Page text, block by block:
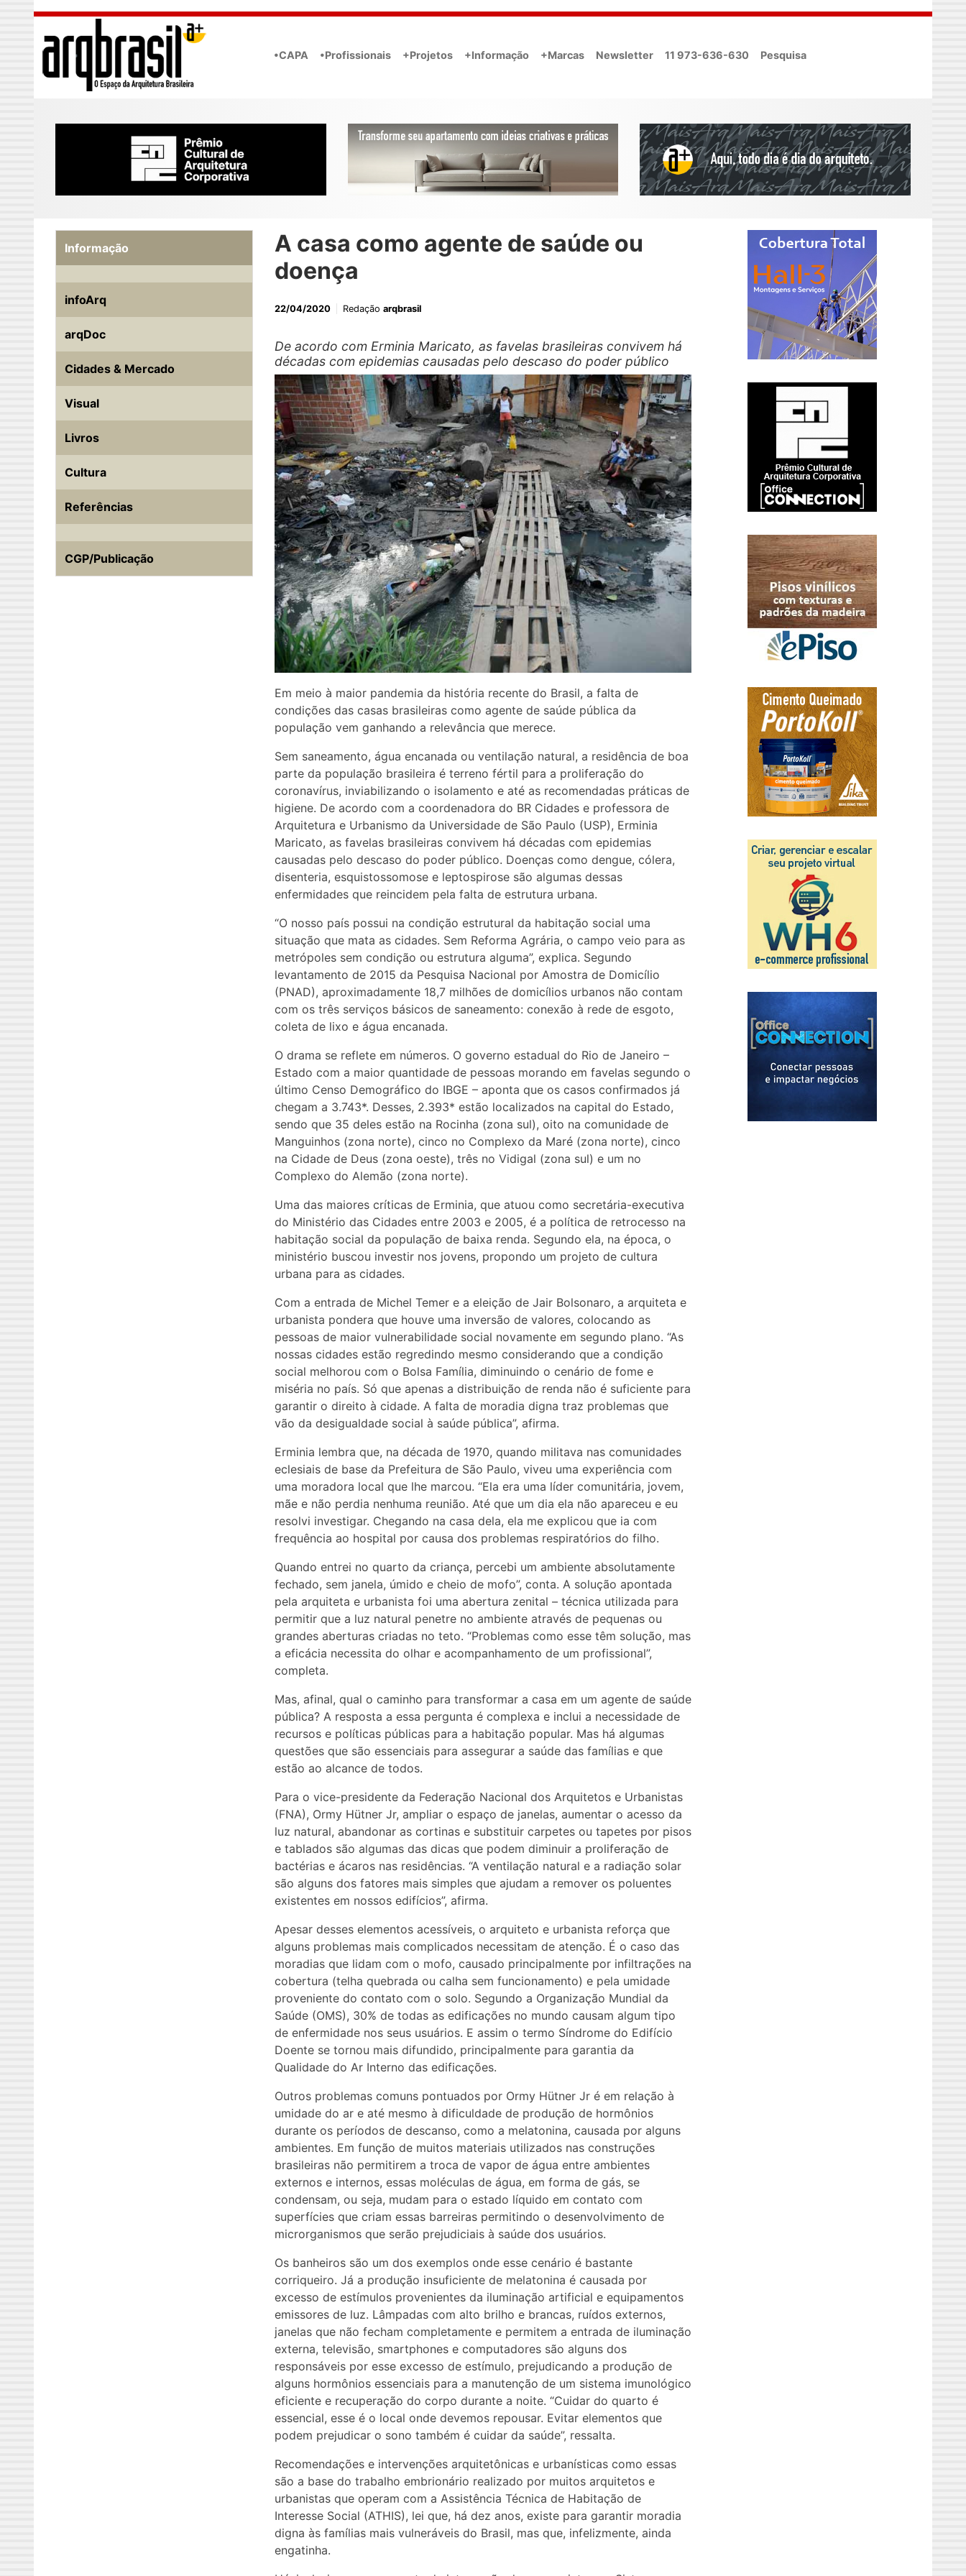
Skip to main content
•CAPA •Profissionais +Projetos +Informação +Marcas Newsletter 11 973-636-630 Pesquisa
A casa como agente de saúde ou
doença
22/04/2020 Redação arqbrasil
De acordo com Erminia Maricato, as favelas brasileiras convivem há
décadas com epidemias causadas pelo descaso do poder público
Em meio à maior pandemia da história recente do Brasil, a falta de
condições das casas brasileiras como agente de saúde pública da
população vem ganhando a relevância que merece.
Sem saneamento, água encanada ou ventilação natural, a residência de boa
parte da população brasileira é terreno fértil para a proliferação do
coronavírus, inviabilizando o isolamento e até as recomendadas práticas de
higiene. De acordo com a coordenadora do BR Cidades e professora de
Arquitetura e Urbanismo da Universidade de São Paulo (USP), Erminia
Maricato, as favelas brasileiras convivem há décadas com epidemias
causadas pelo descaso do poder público. Doenças como dengue, cólera,
disenteria, esquistossomose e leptospirose são algumas dessas
enfermidades que reincidem pela falta de estrutura urbana.
“O nosso país possui na condição estrutural da habitação social uma
situação que mata as cidades. Sem Reforma Agrária, o campo veio para as
metrópoles sem condição ou estrutura alguma”, explica. Segundo
levantamento de 2015 da Pesquisa Nacional por Amostra de Domicílio
(PNAD), aproximadamente 18,7 milhões de domicílios urbanos não contam
com os três serviços básicos de saneamento: conexão à rede de esgoto,
coleta de lixo e água encanada.
O drama se reflete em números. O governo estadual do Rio de Janeiro –
Estado com a maior quantidade de pessoas morando em favelas segundo o
último Censo Demográfico do IBGE – aponta que os casos confirmados já
chegam a 3.743*. Desses, 2.393* estão localizados na capital do Estado,
sendo que 35 deles estão na Rocinha (zona sul), oito na comunidade de
Manguinhos (zona norte), cinco no Complexo da Maré (zona norte), cinco
na Cidade de Deus (zona oeste), três no Vidigal (zona sul) e um no
Complexo do Alemão (zona norte).
Uma das maiores críticas de Erminia, que atuou como secretária-executiva
do Ministério das Cidades entre 2003 e 2005, é a política de retrocesso na
habitação social da população de baixa renda. Segundo ela, na época, o
ministério buscou investir nos jovens, propondo um projeto de cultura
urbana para as cidades.
Com a entrada de Michel Temer e a eleição de Jair Bolsonaro, a arquiteta e
urbanista pondera que houve uma inversão de valores, colocando as
pessoas de maior vulnerabilidade social novamente em segundo plano. “As
nossas cidades estão regredindo mesmo considerando que a condição
social melhorou com o Bolsa Família, diminuindo o cenário de fome e
miséria no país. Só que apenas a distribuição de renda não é suficiente para
garantir o direito à cidade. A falta de moradia digna traz problemas que
vão da desigualdade social à saúde pública”, afirma.
Erminia lembra que, na década de 1970, quando militava nas comunidades
eclesiais de base da Prefeitura de São Paulo, viveu uma experiência com
uma moradora local que lhe marcou. “Ela era uma líder comunitária, jovem,
mãe e não perdia nenhuma reunião. Até que um dia ela não apareceu e eu
resolvi investigar. Chegando na casa dela, ela me explicou que ia com
frequência ao hospital por causa dos problemas respiratórios do filho.
Quando entrei no quarto da criança, percebi um ambiente absolutamente
fechado, sem janela, úmido e cheio de mofo”, conta. A solução apontada
pela arquiteta e urbanista foi uma abertura zenital – técnica utilizada para
permitir que a luz natural penetre no ambiente através de pequenas ou
grandes aberturas criadas no teto. “Problemas como esse têm solução, mas
a eficácia necessita do olhar e acompanhamento de um profissional”,
completa.
Mas, afinal, qual o caminho para transformar a casa em um agente de saúde
pública? A resposta a essa pergunta é complexa e inclui a necessidade de
recursos e políticas públicas para a habitação popular. Mas há algumas
questões que são essenciais para assegurar a saúde das famílias e que
estão ao alcance de todos.
Para o vice-presidente da Federação Nacional dos Arquitetos e Urbanistas
(FNA), Ormy Hütner Jr, ampliar o espaço de janelas, aumentar o acesso da
luz natural, abandonar as cortinas e substituir carpetes ou tapetes por pisos
e tablados são algumas das dicas que podem diminuir a proliferação de
bactérias e ácaros nas residências. “A ventilação natural e a radiação solar
são alguns dos fatores mais simples que ajudam a remover os poluentes
existentes em nossos edifícios”, afirma.
Apesar desses elementos acessíveis, o arquiteto e urbanista reforça que
alguns problemas mais complicados necessitam de atenção. É o caso das
moradias que lidam com o mofo, causado principalmente por infiltrações na
cobertura (telha quebrada ou calha sem funcionamento) e pela umidade
proveniente do contato com o solo. Segundo a Organização Mundial da
Saúde (OMS), 30% de todas as edificações no mundo causam algum tipo
de enfermidade nos seus usuários. E assim o termo Síndrome do Edifício
Doente se tornou mais difundido, principalmente para garantia da
Qualidade do Ar Interno das edificações.
Outros problemas comuns pontuados por Ormy Hütner Jr é em relação à
umidade do ar e até mesmo à dificuldade de produção de hormônios
durante os períodos de descanso, como a melatonina, causada por alguns
ambientes. Em função de muitos materiais utilizados nas construções
brasileiras não permitirem a troca de vapor de água entre ambientes
externos e internos, essas moléculas de água, em forma de gás, se
condensam, ou seja, mudam para o estado líquido em contato com
superfícies que criam essas barreiras permitindo o desenvolvimento de
microrganismos que serão prejudiciais à saúde dos usuários.
Os banheiros são um dos exemplos onde esse cenário é bastante
corriqueiro. Já a produção insuficiente de melatonina é causada por
excesso de estímulos provenientes da iluminação artificial e equipamentos
emissores de luz. Lâmpadas com alto brilho e brancas, ruídos externos,
janelas que não fecham completamente e permitem a entrada de iluminação
externa, televisão, smartphones e computadores são alguns dos
responsáveis por esse excesso de estímulo, prejudicando a produção de
alguns hormônios essenciais para a manutenção de um sistema imunológico
eficiente e recuperação do corpo durante a noite. “Cuidar do quarto é
essencial, esse é o local onde devemos repousar. Evitar elementos que
podem prejudicar o sono também é cuidar da saúde”, ressalta.
Recomendações e intervenções arquitetônicas e urbanísticas como essas
são a base do trabalho embrionário realizado por muitos arquitetos e
urbanistas que operam com a Assistência Técnica de Habitação de
Interesse Social (ATHIS), lei que, há dez anos, existe para garantir moradia
digna às famílias mais vulneráveis do Brasil, mas que, infelizmente, ainda
engatinha.
Informação
infoArq
arqDoc
Cidades & Mercado
Visual
Livros
Cultura
Referências
CGP/Publicação